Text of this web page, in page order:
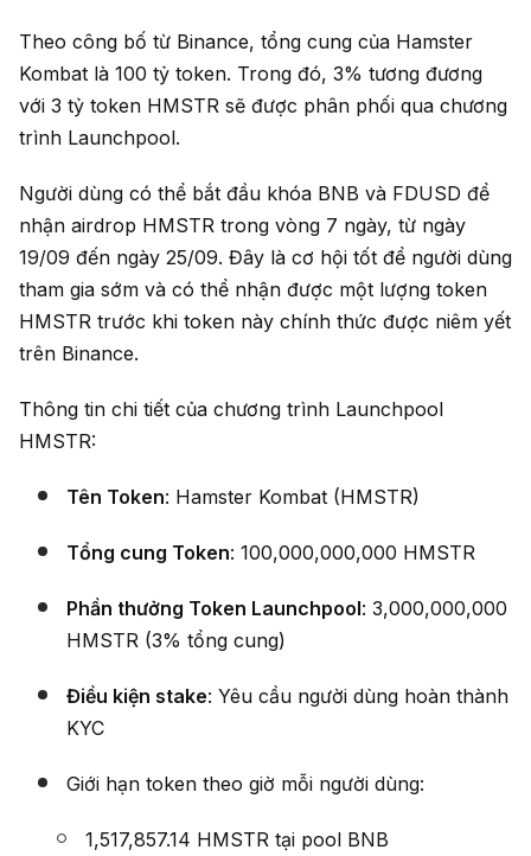
Theo công bố từ Binance, tổng cung của Hamster
Kombat là 100 tỷ token. Trong đó, 3% tương đương
với 3 tỷ token HMSTR sẽ được phân phối qua chương
trình Launchpool.
Người dùng có thể bắt đầu khóa BNB và FDUSD để
nhận airdrop HMSTR trong vòng 7 ngày, từ ngày
19/09 đến ngày 25/09. Đây là cơ hội tốt để người dùng
tham gia sớm và có thể nhận được một lượng token
HMSTR trước khi token này chính thức được niêm yết
trên Binance.
Thông tin chi tiết của chương trình Launchpool
HMSTR:
Tên Token: Hamster Kombat (HMSTR)
Tổng cung Token: 100,000,000,000 HMSTR
Phần thưởng Token Launchpool: 3,000,000,000
HMSTR (3% tổng cung)
Điều kiện stake: Yêu cầu người dùng hoàn thành
KYC
Giới hạn token theo giờ mỗi người dùng:
1,517,857.14 HMSTR tại pool BNB